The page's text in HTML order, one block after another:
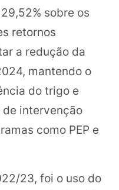
sobre os
retornos
a redução da
mantendo o
do trigo e
intervenção
como PEP e
23, foi o uso do